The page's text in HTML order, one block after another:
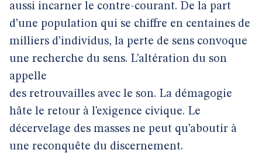
aussi incarner le contre-courant. De la part
d’une population qui se chiffre en centaines de
milliers d’individus, la perte de sens convoque
une recherche du sens. L’altération du son
appelle
des retrouvailles avec le son. La démagogie
hâte le retour à l’exigence civique. Le
décervelage des masses ne peut qu’aboutir à
une reconquête du discernement.